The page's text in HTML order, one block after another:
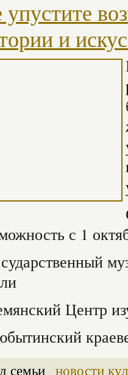
и
с 1
Центр
семьи новости